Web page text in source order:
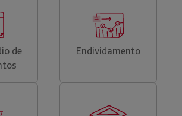
de
Endividamento